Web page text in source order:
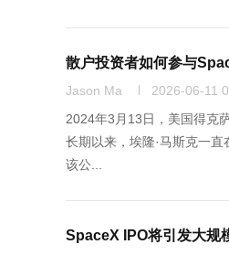
散户投资者如何参与
Jason Ma 2026-06-11
2024年3月13日，美国得克
长期以来，埃隆·马斯克一
该公...
SpaceX IPO将引发大规